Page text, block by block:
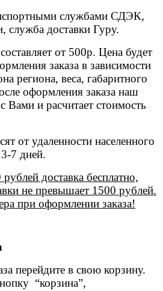
службами СДЭК,
доставки Гуру.
от 500р. Цена будет
заказа в зависимости
региона, веса, габаритного
оформления заказа наш
Вами и расчитает стоимость
от удаленности населенного
7 дней.
доставка бесплатно,
не превышает 1500 рублей.
при оформлении заказа!
перейдите в свою корзину.
“корзина”,